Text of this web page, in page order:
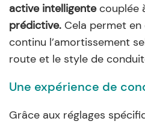
active intelligentecouplée
prédictive. Cela permet
continu l’amortissement
route et le style de
Une expérience de
Grâce aux réglages